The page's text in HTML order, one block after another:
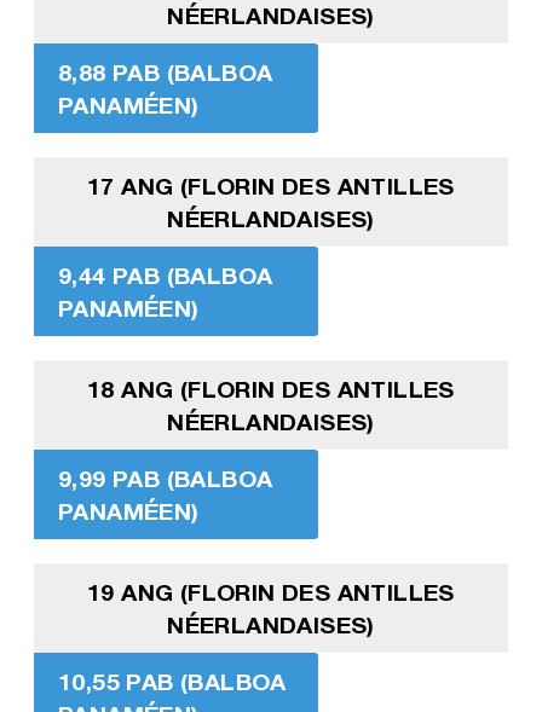
NÉERLANDAISES)
8,88 PAB (BALBOA
PANAMÉEN)
17 ANG (FLORIN DES ANTILLES
NÉERLANDAISES)
9,44 PAB (BALBOA
PANAMÉEN)
18 ANG (FLORIN DES ANTILLES
NÉERLANDAISES)
9,99 PAB (BALBOA
PANAMÉEN)
19 ANG (FLORIN DES ANTILLES
NÉERLANDAISES)
10,55 PAB (BALBOA